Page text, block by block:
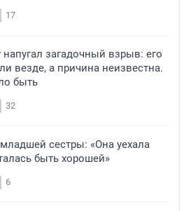
17
загадочный взрыв: его
везде, а причина неизвестна.
быть
32
сестры: «Она уехала
быть хорошей»
6